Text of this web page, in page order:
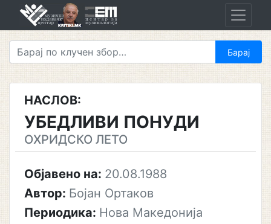
НАСЛОВ:
УБЕДЛИВИ ПОНУДИ
ОХРИДСКО ЛЕТО
Објавено на: 20.08.1988
Автор: Бојан Ортаков
Периодика: Нова Македонија